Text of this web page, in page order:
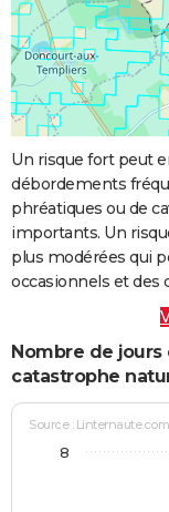
Un risque fort peut
débordements
phréatiques ou de
importants. Un
plus modérées qui
occasionnels et des
Nombre de
catastrophe
Source :
8